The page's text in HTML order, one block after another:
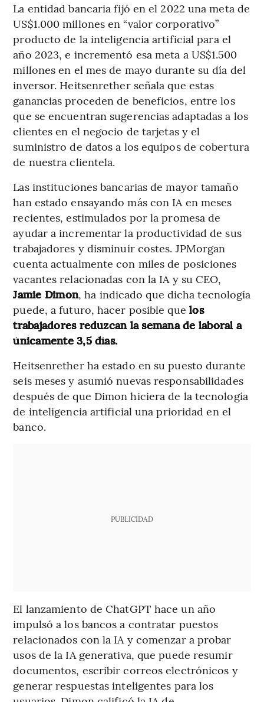
La entidad bancaria fijó en el 2022 una meta de
US$1.000 millones en “valor corporativo”
producto de la inteligencia artificial para el
año 2023, e incrementó esa meta a US$1.500
millones en el mes de mayo durante su día del
inversor. Heitsenrether señala que estas
ganancias proceden de beneficios, entre los
que se encuentran sugerencias adaptadas a los
clientes en el negocio de tarjetas y el
suministro de datos a los equipos de cobertura
de nuestra clientela.
Las instituciones bancarias de mayor tamaño
han estado ensayando más con IA en meses
recientes, estimulados por la promesa de
ayudar a incrementar la productividad de sus
trabajadores y disminuir costes. JPMorgan
cuenta actualmente con miles de posiciones
vacantes relacionadas con la IA y su CEO,
Jamie Dimon, ha indicado que dicha tecnología
puede, a futuro, hacer posible que los
trabajadores reduzcan la semana de laboral a
únicamente 3,5 días.
Heitsenrether ha estado en su puesto durante
seis meses y asumió nuevas responsabilidades
después de que Dimon hiciera de la tecnología
de inteligencia artificial una prioridad en el
banco.
PUBLICIDAD
El lanzamiento de ChatGPT hace un año
impulsó a los bancos a contratar puestos
relacionados con la IA y comenzar a probar
usos de la IA generativa, que puede resumir
documentos, escribir correos electrónicos y
generar respuestas inteligentes para los